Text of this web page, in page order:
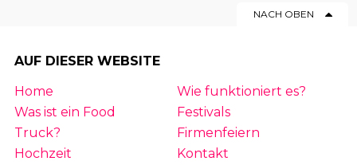
NACH OBEN
AUF DIESER WEBSITE
Home
Wie funktioniert es?
Was ist ein Food
Truck?
Festivals
Firmenfeiern
Hochzeit
Kontakt